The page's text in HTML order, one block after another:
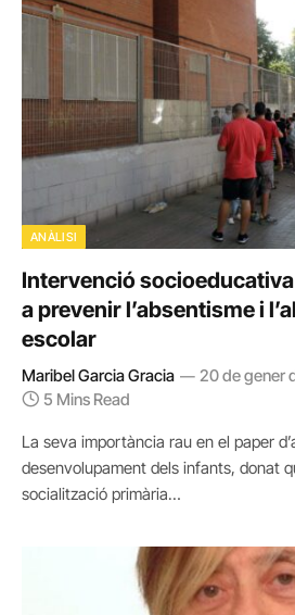
ANÀLISI
Intervenció
a prevenir l’absentisme i
escolar
Maribel Garcia Gracia
20 de gener
5 Mins Read
La seva importància rau en el paper
desenvolupament dels infants, donat
socialització primària…